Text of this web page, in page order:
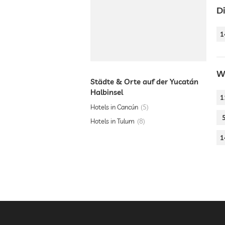
Städte & Orte auf der Yucatán
Halbinsel
Hotels in Cancún
5
Hotels in Tulum
8